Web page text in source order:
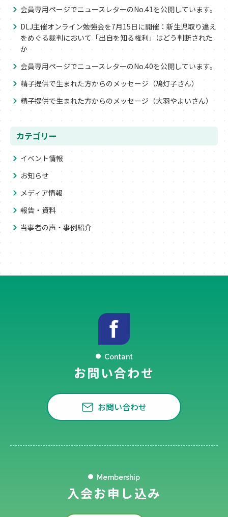
会員専用ページでニュースレターのNo.41を公開しています。
DLJ主催オンライン勉強会を7月15日に開催：新生児取り違え
をめぐる裁判において「出自を知る権利」はどう判断された
か
会員専用ページでニュースレターのNo.40を公開しています。
精子提供で生まれた方からのメッセージ（鳰灯子さん）
精子提供で生まれた方からのメッセージ（大羽やよいさん）
カテゴリー
イベント情報
お知らせ
メディア情報
報告・資料
当事者の声・事例紹介
お問い合わせ
Contant
お問い合わせ
入会お申し込み
Membership